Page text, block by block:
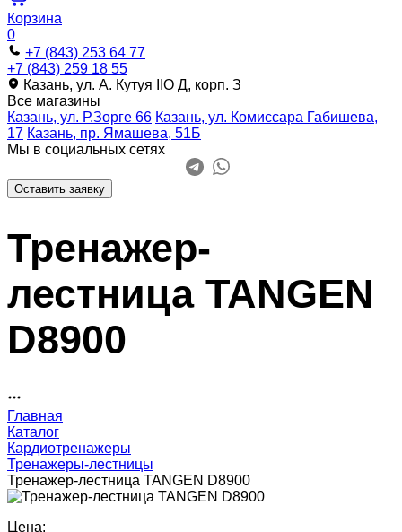
Корзина
0
+7 (843) 253 64 77
+7 (843) 259 18 55
Казань, ул. А. Кутуя IIO Д, корп. З
Все магазины
Казань, ул. Р.Зорге 66 Казань, ул. Комиссара Габишева,
17 Казань, пр. Ямашева, 51Б
Мы в социальных сетях
Оставить заявку
Тренажер-
лестница TANGEN
D8900
Главная
Каталог
Кардиотренажеры
Тренажеры-лестницы
Тренажер-лестница TANGEN D8900
Цена: